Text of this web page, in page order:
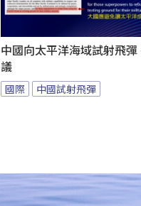
中國向太平洋海域試射飛
議
國際 中國試射飛彈